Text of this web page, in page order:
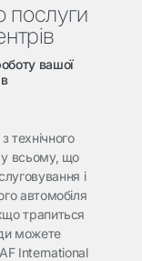
послуги
вашої
технічного
всьому, що
і
автомобіля
трапиться
можете
International